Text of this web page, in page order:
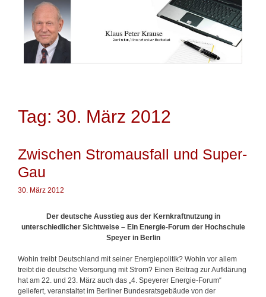
Tag: 30. März 2012
Zwischen Stromausfall und Super-
Gau
30. März 2012
Der deutsche Ausstieg aus der Kernkraftnutzung in
unterschiedlicher Sichtweise – Ein Energie-Forum der Hochschule
Speyer in Berlin
Wohin treibt Deutschland mit seiner Energiepolitik? Wohin vor allem
treibt die deutsche Versorgung mit Strom? Einen Beitrag zur Aufklärung
hat am 22. und 23. März auch das „4. Speyerer Energie-Forum“
geliefert, veranstaltet im Berliner Bundesratsgebäude von der